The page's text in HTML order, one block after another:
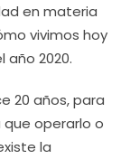
en materia
vivimos hoy
2020.
20 años, para
operarlo o
la